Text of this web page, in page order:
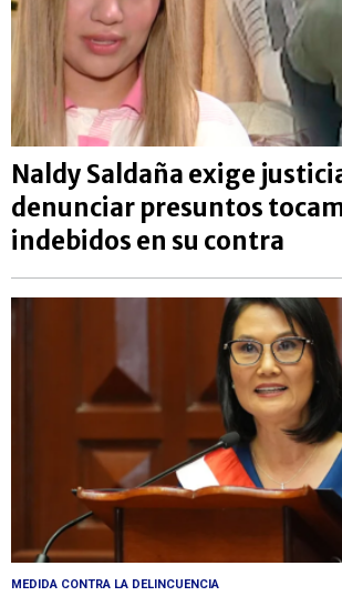
Naldy Saldaña exige
denunciar presuntos
indebidos en su contra
MEDIDA CONTRA LA DELINCUENCIA